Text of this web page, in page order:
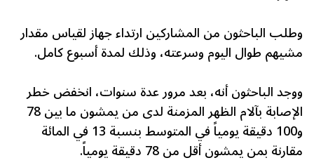
وطلب الباحثون من المشاركين ارتداء جهاز لقياس مقدار
مشيهم طوال اليوم وسرعته، وذلك لمدة أسبوع كامل.
ووجد الباحثون أنه، بعد مرور عدة سنوات، انخفض خطر
الإصابة بآلام الظهر المزمنة لدى من يمشون ما بين 78
و100 دقيقة يومياً في المتوسط بنسبة 13 في المائة
مقارنة بمن يمشون أقل من 78 دقيقة يومياً.